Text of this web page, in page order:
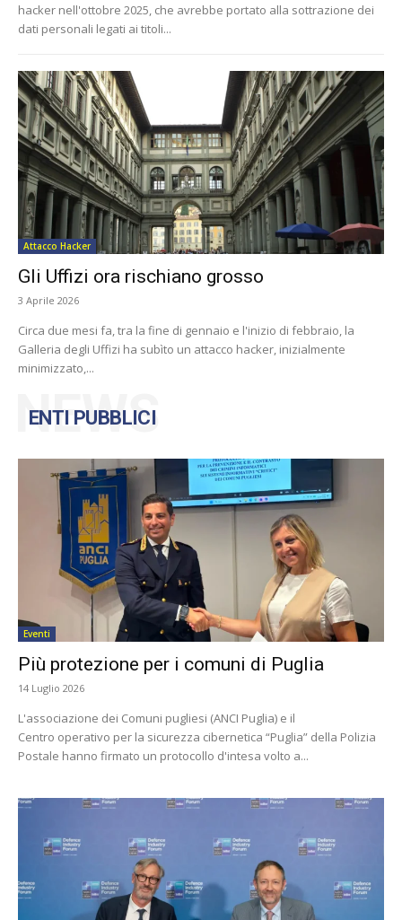
hacker nell'ottobre 2025, che avrebbe portato alla sottrazione dei
dati personali legati ai titoli...
Attacco Hacker
Gli Uffizi ora rischiano grosso
3 Aprile 2026
Circa due mesi fa, tra la fine di gennaio e l'inizio di febbraio, la
Galleria degli Uffizi ha subìto un attacco hacker, inizialmente
minimizzato,...
ENTI PUBBLICI
NEWS
Eventi
Più protezione per i comuni di Puglia
14 Luglio 2026
L'associazione dei Comuni pugliesi (ANCI Puglia) e il
Centro operativo per la sicurezza cibernetica “Puglia” della Polizia
Postale hanno firmato un protocollo d'intesa volto a...